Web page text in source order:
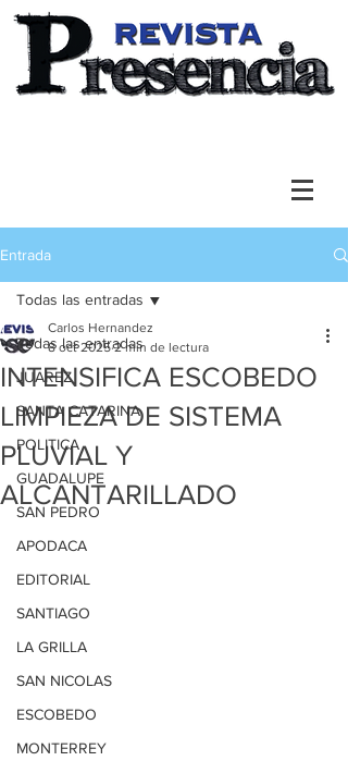
Entrada
Todas las entradas
JUAREZ
SANTA CATARINA
POLITICA
GUADALUPE
SAN PEDRO
APODACA
EDITORIAL
SANTIAGO
LA GRILLA
SAN NICOLAS
ESCOBEDO
MONTERREY
Todas las entradas
INTENSIFICA ESCOBEDO
LIMPIEZA DE SISTEMA
PLUVIAL Y
ALCANTARILLADO
Carlos Hernandez
8 oct 2025 2 min de lectura